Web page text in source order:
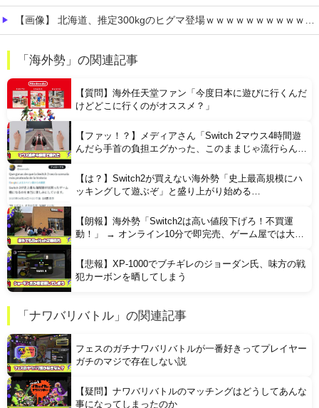
【画像】 北海道、推定300kgのヒグマ登場ｗｗｗｗｗｗｗｗｗｗｗｗｗｗｗｗｗｗｗｗ
リュウジ氏「ダルい料理トップ10に入る」夏の定番料理は冷やし中華 「あり得ないほどダルい」
Powered by livedoor 相互RSS
「海外勢」の関連記事
【質問】海外任天堂ファン「今度日本に遊びに行くんだ
けどどこに行くのがオススメ？」
【ファッ！？】メディアさん「Switch 2マウス4時間遊
んだら手首の負担エグかった、このままじゃ流行らんわ
【は？】Switch2が買えない海外勢「史上最高規模にハ
ッキングして遊ぶぞ」と盛り上がり始める…
【朗報】海外勢「Switch2は高い値段下げろ！不買運
動！」 → オンライン10分で即完売、ゲーム屋では大行
【悲報】XP-1000でブチギレのジョーダン氏、味方の戦
犯カーボンを晒してしまう
「ナワバリバトル」の関連記事
フェスのガチナワバリバトルが一番好きってプレイヤー
ガチのマジで存在しない説
【疑問】ナワバリバトルのマッチングはどうしてあんな
事になってしまったのか